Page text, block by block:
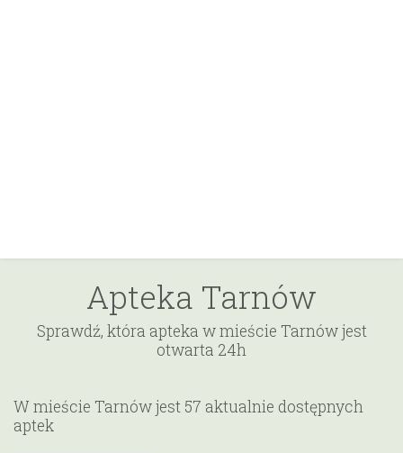
Apteka Tarnów
Sprawdź, która apteka w mieście Tarnów jest
otwarta 24h
W mieście Tarnów jest 57 aktualnie dostępnych
aptek